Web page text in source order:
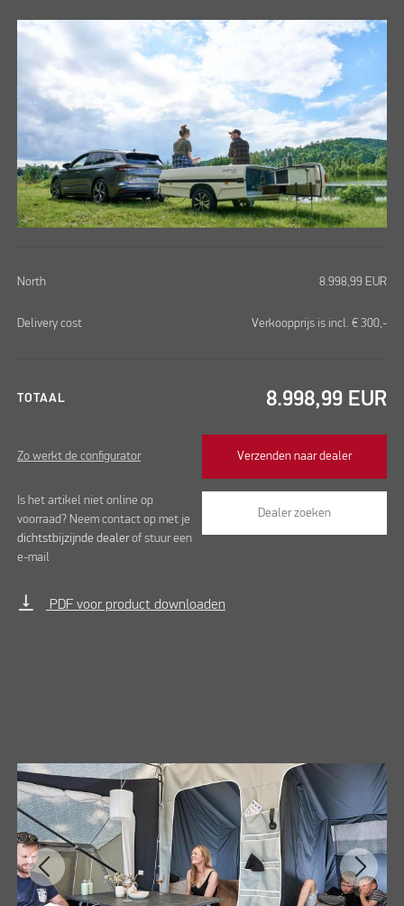
North 8.998,99 EUR
Delivery cost Verkoopprijs is incl. € 300,-
TOTAAL 8.998,99 EUR
Zo werkt de configurator Verzenden naar dealer
Is het artikel niet online op
voorraad? Neem contact op met je
dichtstbijzijnde dealerof stuur een
e-mail
Dealer zoeken
vertical_align_bottom PDF voor product downloaden